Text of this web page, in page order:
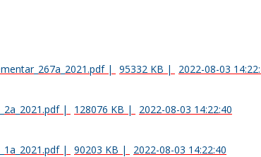
| 95332 KB | 2022-08-03
| 128076 KB | 2022-08-03 14:22:40
| 90203 KB | 2022-08-03 14:22:40